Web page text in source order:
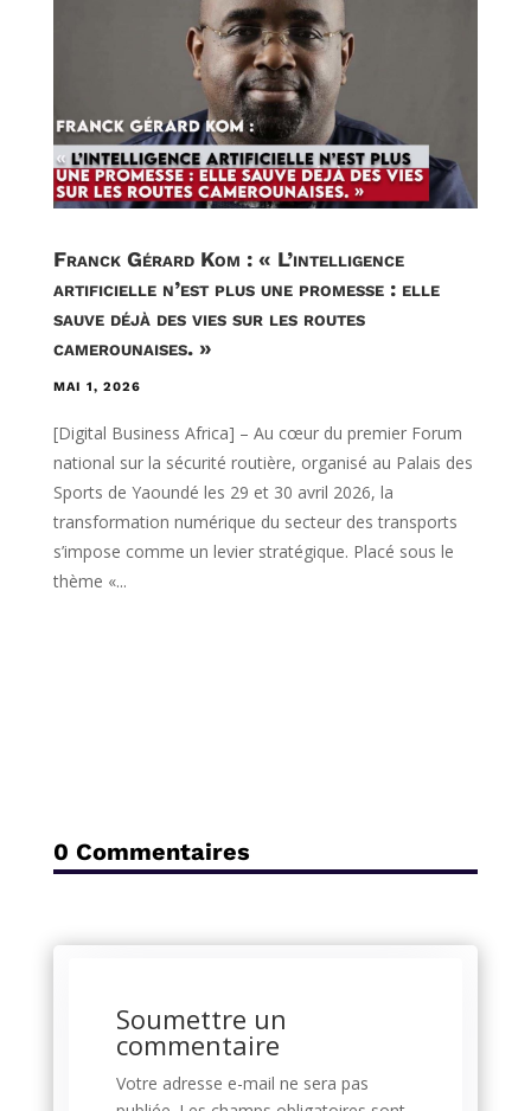
Franck Gérard Kom : « L’intelligence
artificielle n’est plus une promesse : elle
sauve déjà des vies sur les routes
camerounaises. »
MAI 1, 2026
[Digital Business Africa] – Au cœur du premier Forum
national sur la sécurité routière, organisé au Palais des
Sports de Yaoundé les 29 et 30 avril 2026, la
transformation numérique du secteur des transports
s’impose comme un levier stratégique. Placé sous le
thème «...
0 Commentaires
Soumettre un
commentaire
Votre adresse e-mail ne sera pas